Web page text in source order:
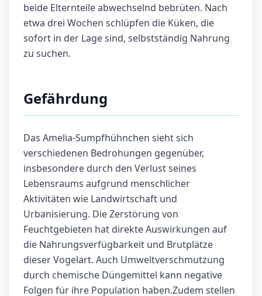
beide Elternteile abwechselnd bebrüten. Nach
etwa drei Wochen schlüpfen die Küken, die
sofort in der Lage sind, selbstständig Nahrung
zu suchen.
Gefährdung
Das Amelia-Sumpfhühnchen sieht sich
verschiedenen Bedrohungen gegenüber,
insbesondere durch den Verlust seines
Lebensraums aufgrund menschlicher
Aktivitäten wie Landwirtschaft und
Urbanisierung. Die Zerstörung von
Feuchtgebieten hat direkte Auswirkungen auf
die Nahrungsverfügbarkeit und Brutplätze
dieser Vogelart. Auch Umweltverschmutzung
durch chemische Düngemittel kann negative
Folgen für ihre Population haben.Zudem stellen